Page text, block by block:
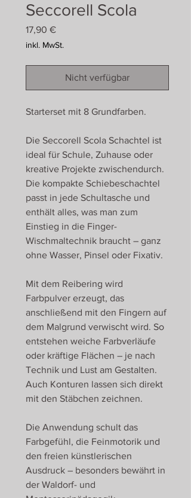
Seccorell Scola
17,90 €Preis
inkl. MwSt.
Nicht verfügbar
Starterset mit 8 Grundfarben.
Die Seccorell Scola Schachtel ist
ideal für Schule, Zuhause oder
kreative Projekte zwischendurch.
Die kompakte Schiebeschachtel
passt in jede Schultasche und
enthält alles, was man zum
Einstieg in die Finger-
Wischmaltechnik braucht – ganz
ohne Wasser, Pinsel oder Fixativ.
Mit dem Reibering wird
Farbpulver erzeugt, das
anschließend mit den Fingern auf
dem Malgrund verwischt wird. So
entstehen weiche Farbverläufe
oder kräftige Flächen – je nach
Technik und Lust am Gestalten.
Auch Konturen lassen sich direkt
mit den Stäbchen zeichnen.
Die Anwendung schult das
Farbgefühl, die Feinmotorik und
den freien künstlerischen
Ausdruck – besonders bewährt in
der Waldorf- und